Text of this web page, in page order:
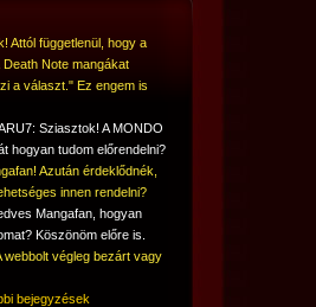
Attól függetlenül, hogy a
Note mangákat
a választ." Ez engem is
Sziasztok! A MONDO
hogyan tudom előrendelni?
Azután érdeklődnék,
innen rendelni?
Mangafan, hogyan
Köszönöm előre is.
webbolt végleg bezárt vagy
bejegyzések